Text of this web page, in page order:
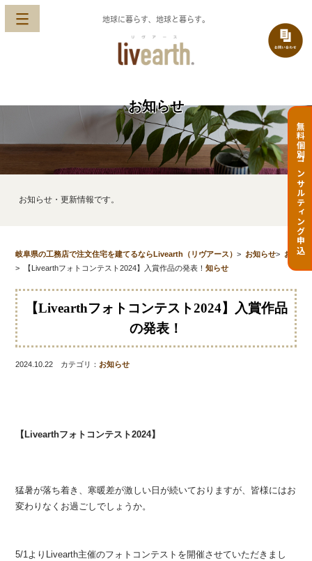
地球に暮らす、地球と暮らす。
無料個別コンサルティング申込
お知らせ
お知らせ・更新情報です。
岐阜県の工務店で注文住宅を建てるならLivearth（リヴアース）> お知らせ> お
知らせ
> 【Livearthフォトコンテスト2024】入賞作品の発表！
【Livearthフォトコンテスト2024】入賞作品
の発表！
2024.10.22 カテゴリ： お知らせ
【Livearthフォトコンテスト2024】
猛暑が落ち着き、寒暖差が激しい日が続いておりますが、皆様にはお
変わりなくお過ごしでしょうか。
5/1よりLivearth主催のフォトコンテストを開催させていただきまし